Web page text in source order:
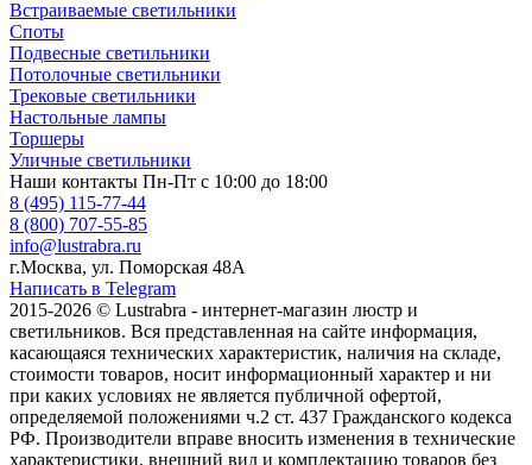
Встраиваемые светильники
Споты
Подвесные светильники
Потолочные светильники
Трековые светильники
Настольные лампы
Торшеры
Уличные светильники
Наши контакты Пн-Пт с 10:00 до 18:00
8 (495) 115-77-44
8 (800) 707-55-85
info@lustrabra.ru
г.Москва, ул. Поморская 48А
Написать в Telegram
2015-2026 © Lustrabra - интернет-магазин люстр и
светильников. Вся представленная на сайте информация,
касающаяся технических характеристик, наличия на складе,
стоимости товаров, носит информационный характер и ни
при каких условиях не является публичной офертой,
определяемой положениями ч.2 ст. 437 Гражданского кодекса
РФ. Производители вправе вносить изменения в технические
характеристики, внешний вид и комплектацию товаров без